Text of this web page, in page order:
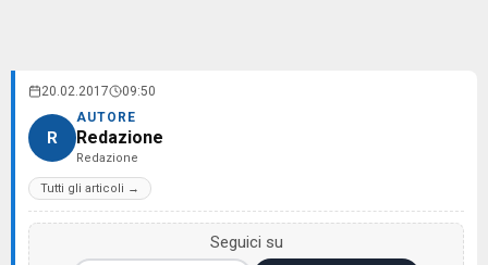
20.02.2017 09:50
R
AUTORE
Redazione
Redazione
Tutti gli articoli →
Seguici su